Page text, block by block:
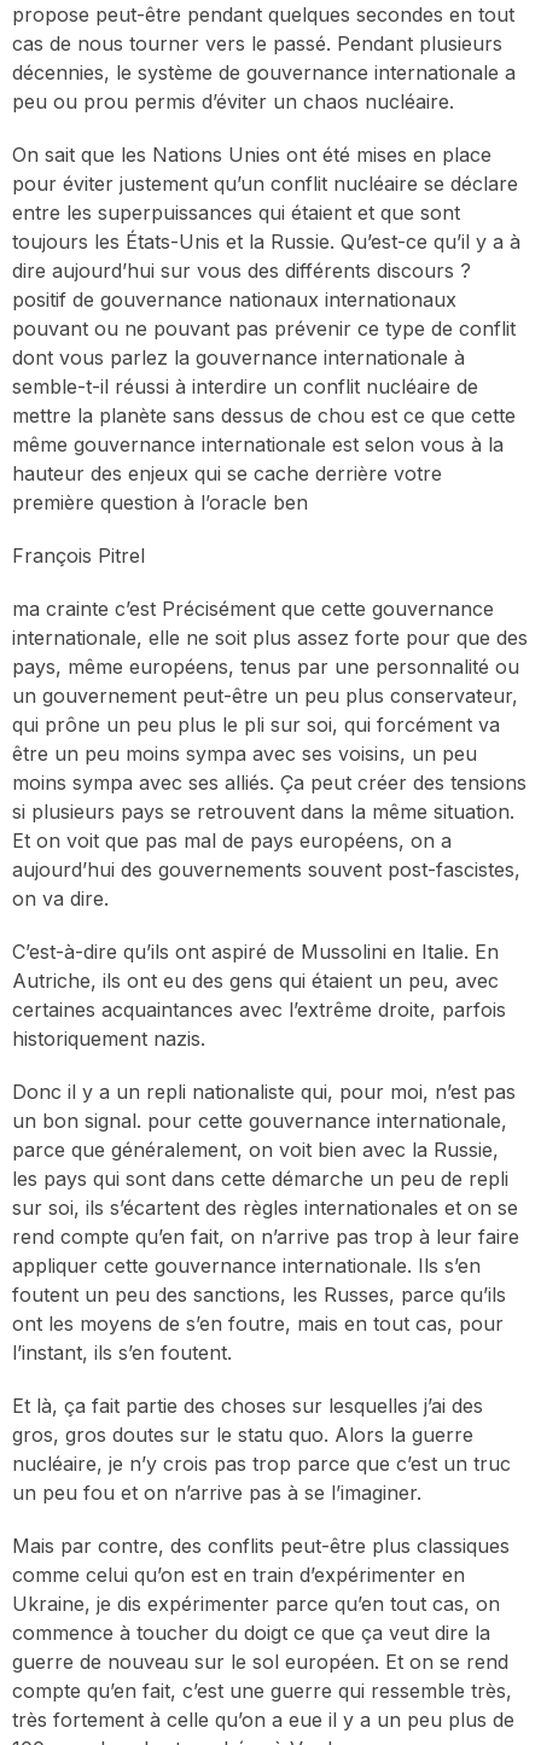
propose peut-être pendant quelques secondes en tout
cas de nous tourner vers le passé. Pendant plusieurs
décennies, le système de gouvernance internationale a
peu ou prou permis d’éviter un chaos nucléaire.
On sait que les Nations Unies ont été mises en place
pour éviter justement qu’un conflit nucléaire se déclare
entre les superpuissances qui étaient et que sont
toujours les États-Unis et la Russie. Qu’est-ce qu’il y a à
dire aujourd’hui sur vous des différents discours ?
positif de gouvernance nationaux internationaux
pouvant ou ne pouvant pas prévenir ce type de conflit
dont vous parlez la gouvernance internationale à
semble-t-il réussi à interdire un conflit nucléaire de
mettre la planète sans dessus de chou est ce que cette
même gouvernance internationale est selon vous à la
hauteur des enjeux qui se cache derrière votre
première question à l’oracle ben
François Pitrel
ma crainte c’est Précisément que cette gouvernance
internationale, elle ne soit plus assez forte pour que des
pays, même européens, tenus par une personnalité ou
un gouvernement peut-être un peu plus conservateur,
qui prône un peu plus le pli sur soi, qui forcément va
être un peu moins sympa avec ses voisins, un peu
moins sympa avec ses alliés. Ça peut créer des tensions
si plusieurs pays se retrouvent dans la même situation.
Et on voit que pas mal de pays européens, on a
aujourd’hui des gouvernements souvent post-fascistes,
on va dire.
C’est-à-dire qu’ils ont aspiré de Mussolini en Italie. En
Autriche, ils ont eu des gens qui étaient un peu, avec
certaines acquaintances avec l’extrême droite, parfois
historiquement nazis.
Donc il y a un repli nationaliste qui, pour moi, n’est pas
un bon signal. pour cette gouvernance internationale,
parce que généralement, on voit bien avec la Russie,
les pays qui sont dans cette démarche un peu de repli
sur soi, ils s’écartent des règles internationales et on se
rend compte qu’en fait, on n’arrive pas trop à leur faire
appliquer cette gouvernance internationale. Ils s’en
foutent un peu des sanctions, les Russes, parce qu’ils
ont les moyens de s’en foutre, mais en tout cas, pour
l’instant, ils s’en foutent.
Et là, ça fait partie des choses sur lesquelles j’ai des
gros, gros doutes sur le statu quo. Alors la guerre
nucléaire, je n’y crois pas trop parce que c’est un truc
un peu fou et on n’arrive pas à se l’imaginer.
Mais par contre, des conflits peut-être plus classiques
comme celui qu’on est en train d’expérimenter en
Ukraine, je dis expérimenter parce qu’en tout cas, on
commence à toucher du doigt ce que ça veut dire la
guerre de nouveau sur le sol européen. Et on se rend
compte qu’en fait, c’est une guerre qui ressemble très,
très fortement à celle qu’on a eue il y a un peu plus de